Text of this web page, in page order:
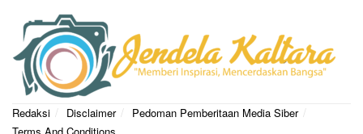
Redaksi Disclaimer
Pedoman Pemberitaan Media Siber